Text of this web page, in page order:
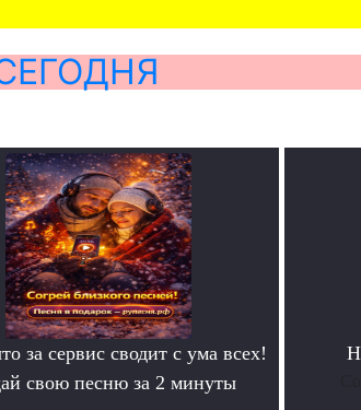
за сервис сводит с ума всех!
свою песню за 2 минуты